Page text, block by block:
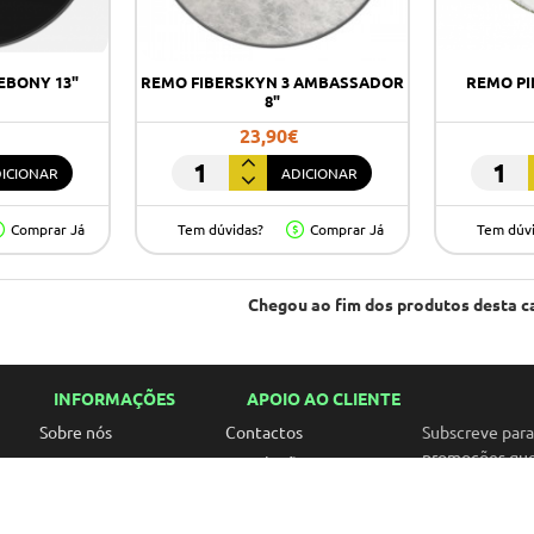
13"
Comprar Já
REMO FIBERSKYN 3 AMBASSADOR
8"
23,90€
REMO
FIBERSKYN
3
AMBASSADOR
8"
ADICIONAR
Tem dúvidas? Comprar Já
REMO
REMO
CLEAR
22"
Tem
Chegou ao fim dos produtos desta
INFORMAÇÕES
Sobre nós
Marcas
APOIO AO CLIENTE
Contactos
Devoluções
Subscreve
promoções